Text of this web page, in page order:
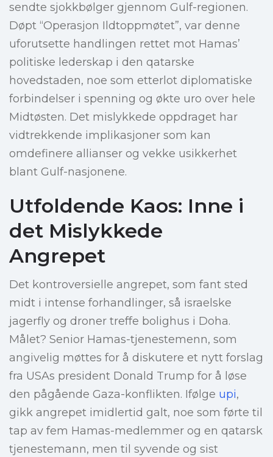
sendte sjokkbølger gjennom Gulf-regionen.
Døpt “Operasjon Ildtoppmøtet”, var denne
uforutsette handlingen rettet mot Hamas’
politiske lederskap i den qatarske
hovedstaden, noe som etterlot diplomatiske
forbindelser i spenning og økte uro over hele
Midtøsten. Det mislykkede oppdraget har
vidtrekkende implikasjoner som kan
omdefinere allianser og vekke usikkerhet
blant Gulf-nasjonene.
Utfoldende Kaos: Inne i
det Mislykkede
Angrepet
Det kontroversielle angrepet, som fant sted
midt i intense forhandlinger, så israelske
jagerfly og droner treffe bolighus i Doha.
Målet? Senior Hamas-tjenestemenn, som
angivelig møttes for å diskutere et nytt forslag
fra USAs president Donald Trump for å løse
den pågående Gaza-konflikten. Ifølge upi,
gikk angrepet imidlertid galt, noe som førte til
tap av fem Hamas-medlemmer og en qatarsk
tjenestemann, men til syvende og sist